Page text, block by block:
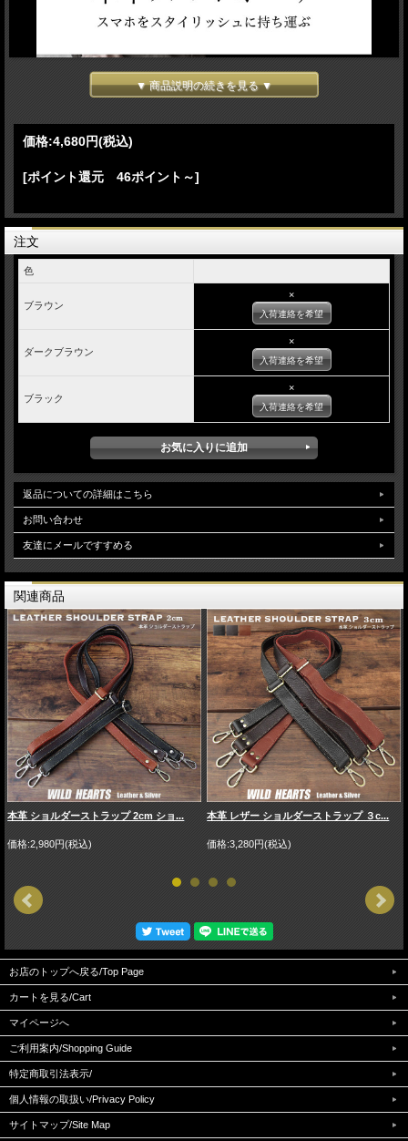
▼ 商品説明の続きを見る ▼
価格:4,680円(税込)
[ポイント還元 46ポイント～]
注文
色
ブラウン
×
入荷連絡を希望
ダークブラウン
×
入荷連絡を希望
ブラック
×
入荷連絡を希望
返品についての詳細はこちら
お問い合わせ
友達にメールですすめる
関連商品
本革 ショルダーストラップ 2cm ショ...
価格:2,980円(税込)
本革 レザー ショルダーストラップ ３c...
価格:3,280円(税込)
お店のトップへ戻る/Top Page
カートを見る/Cart
マイページへ
ご利用案内/Shopping Guide
特定商取引法表示/
個人情報の取扱い/Privacy Policy
サイトマップ/Site Map